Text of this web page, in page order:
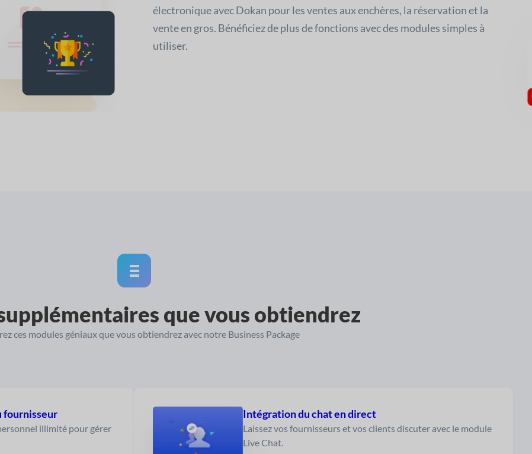
électronique avec Dokan pour les ventes aux enchères, la réservation et la
vente en gros. Bénéficiez de plus de fonctions avec des modules simples à
utiliser.
que vous obtiendrez
ces modules géniaux que vous obtiendrez avec notre Business Package
fournisseur
illimité pour gérer
Intégration du chat en direct
Laissez vos fournisseurs et vos clients discuter avec le module
Live Chat.